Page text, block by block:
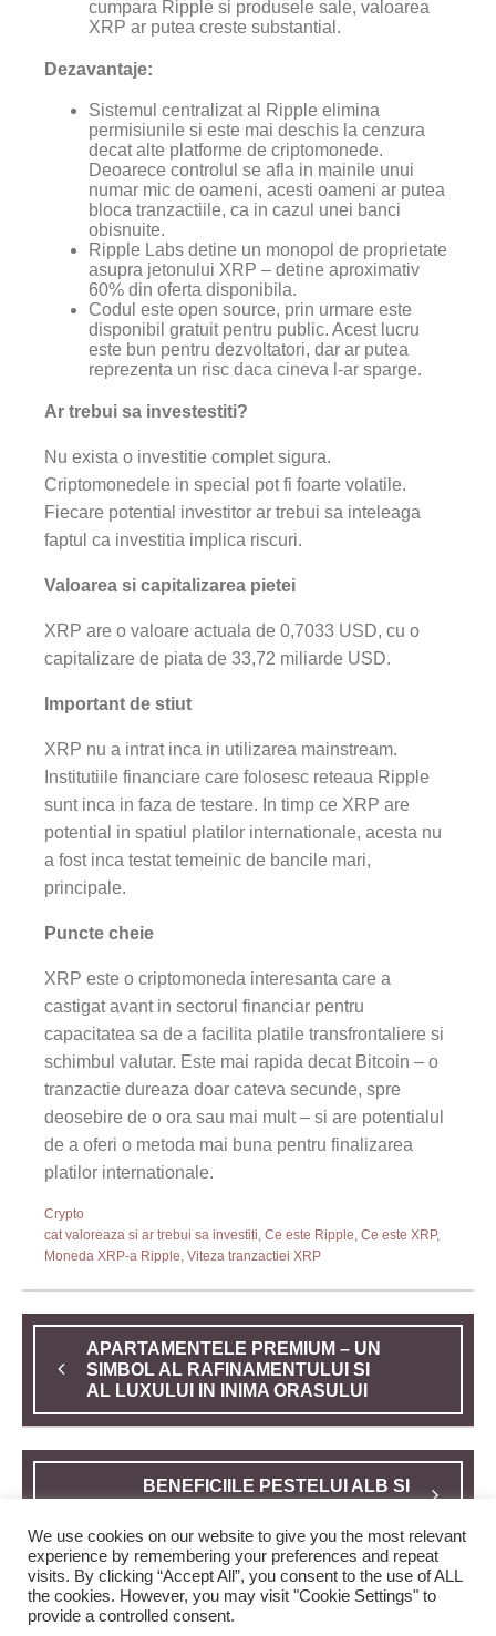
cumpara Ripple si produsele sale, valoarea
XRP ar putea creste substantial.
Dezavantaje:
Sistemul centralizat al Ripple elimina
permisiunile si este mai deschis la cenzura
decat alte platforme de criptomonede.
Deoarece controlul se afla in mainile unui
numar mic de oameni, acesti oameni ar putea
bloca tranzactiile, ca in cazul unei banci
obisnuite.
Ripple Labs detine un monopol de proprietate
asupra jetonului XRP – detine aproximativ
60% din oferta disponibila.
Codul este open source, prin urmare este
disponibil gratuit pentru public. Acest lucru
este bun pentru dezvoltatori, dar ar putea
reprezenta un risc daca cineva l-ar sparge.
Ar trebui sa investestiti?
Nu exista o investitie complet sigura.
Criptomonedele in special pot fi foarte volatile.
Fiecare potential investitor ar trebui sa inteleaga
faptul ca investitia implica riscuri.
Valoarea si capitalizarea pietei
XRP are o valoare actuala de 0,7033 USD, cu o
capitalizare de piata de 33,72 miliarde USD.
Important de stiut
XRP nu a intrat inca in utilizarea mainstream.
Institutiile financiare care folosesc reteaua Ripple
sunt inca in faza de testare. In timp ce XRP are
potential in spatiul platilor internationale, acesta nu
a fost inca testat temeinic de bancile mari,
principale.
Puncte cheie
XRP este o criptomoneda interesanta care a
castigat avant in sectorul financiar pentru
capacitatea sa de a facilita platile transfrontaliere si
schimbul valutar. Este mai rapida decat Bitcoin – o
tranzactie dureaza doar cateva secunde, spre
deosebire de o ora sau mai mult – si are potentialul
de a oferi o metoda mai buna pentru finalizarea
platilor internationale.
Crypto
cat valoreaza si ar trebui sa investiti, Ce este Ripple, Ce este XRP,
Moneda XRP-a Ripple, Viteza tranzactiei XRP
APARTAMENTELE PREMIUM – UN
SIMBOL AL RAFINAMENTULUI SI
AL LUXULUI IN INIMA ORASULUI
BENEFICIILE PESTELUI ALB SI
We use cookies on our website to give you the most relevant
experience by remembering your preferences and repeat
visits. By clicking “Accept All”, you consent to the use of ALL
the cookies. However, you may visit "Cookie Settings" to
provide a controlled consent.